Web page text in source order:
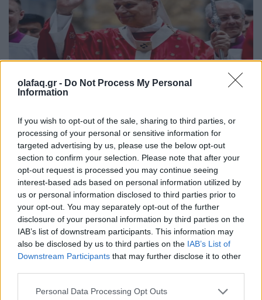
olafaq.gr - Do Not Process My Personal
Information
If you wish to opt-out of the sale, sharing to third parties, or
processing of your personal or sensitive information for
targeted advertising by us, please use the below opt-out
section to confirm your selection. Please note that after your
opt-out request is processed you may continue seeing
interest-based ads based on personal information utilized by
us or personal information disclosed to third parties prior to
your opt-out. You may separately opt-out of the further
disclosure of your personal information by third parties on the
IAB’s list of downstream participants. This information may
also be disclosed by us to third parties on the IAB’s List of
Downstream Participants that may further disclose it to other
Personal Data Processing Opt Outs
Διεθνή
Τεχνητή Νοημοσύνη, τη δημοκρατία και τη
συγκέντρωση ισχύος
02.06.26
Στην πρώτη του εγκύκλιο "Magnifica Humanitas", ο Πάπας
Λέων ΙΔ’ χρησιμοποιεί την ΤΝ ως αφετηρία για να
καταγγείλει την ανισότητα, τον πόλεμο, τη διάβρωση της
δημοκρατίας και τη συγκέντρωση εξουσίας σε